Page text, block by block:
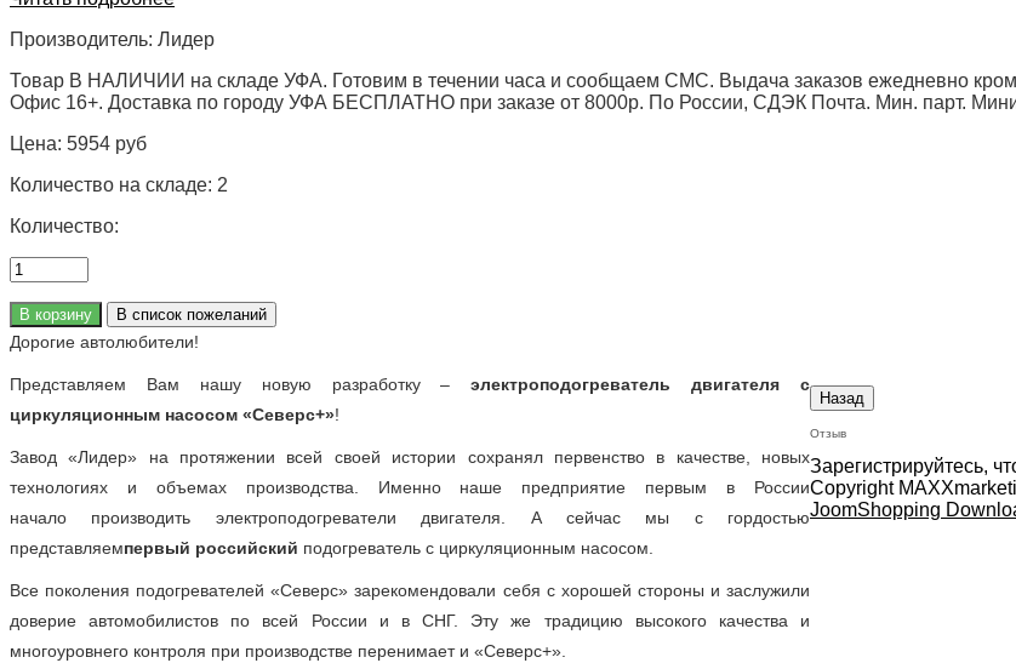
Производитель: Лидер
Товар В НАЛИЧИИ на складе УФА. Готовим в течении часа и сообщаем СМС. Выдача заказов ежедневно
Офис 16+. Доставка по городу УФА БЕСПЛАТНО при заказе от 8000р. По России, СДЭК Почта. Мин. парт.
Цена: 5954 руб
Количество на складе: 2
Количество:
Дорогие автолюбители!
Представляем Вам нашу новую разработку –электроподогреватель двигателя с
циркуляционным насосом «Северс+»!
Завод «Лидер» на протяжении всей своей истории сохранял первенство в качестве, новых
технологиях и объемах производства. Именно наше предприятие первым в России
начало производить электроподогреватели двигателя. А сейчас мы с гордостью
представляемпервый российский подогреватель с циркуляционным насосом.
Все поколения подогревателей «Северс» зарекомендовали себя с хорошей стороны и заслужили
доверие автомобилистов по всей России и в СНГ. Эту же традицию высокого качества и
многоуровнего контроля при производстве перенимает и «Северс+».
Отзыв
Зарегистрируйтесь,
Copyright
JoomShopping